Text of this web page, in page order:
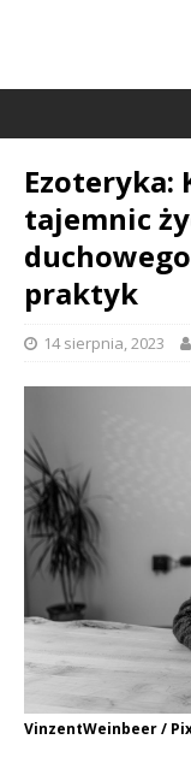
Ezoteryka:
tajemnic
praktyk
14 sierpnia, 2023
VinzentWeinbeer /